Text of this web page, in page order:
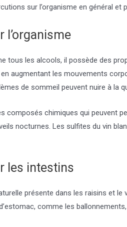
sur l’organisme en général
l’organisme
tous les alcools, il possède des
augmentant les mouvements
de sommeil peuvent nuire à la
composés chimiques qui peuvent
nocturnes. Les sulfites du vin
les intestins
présente dans les raisins et
comme les